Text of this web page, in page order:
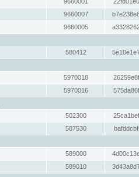
9660007
9660005
580412
5970018
5970016
502300
587530
589000
589010